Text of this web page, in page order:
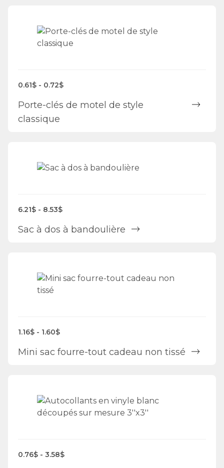
0.61$ - 0.72$
Porte-clés de motel de style
classique
6.21$ - 8.53$
Sac à dos à bandoulière
1.16$ - 1.60$
Mini sac fourre-tout cadeau non tissé
0.76$ - 3.58$